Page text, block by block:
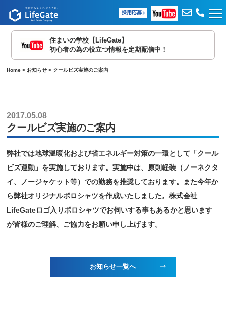
採用応募
住まいの学校【LifeGate】
初心者の為の役立つ情報を定期配信中！
Home >お知らせ > クールビズ実施のご案内
2017.05.08
クールビズ実施のご案内
弊社では地球温暖化および省エネルギー対策の一環として「クール
ビズ運動」を実施しております。実施中は、原則軽装（ノーネクタ
イ、ノージャケット等）での勤務を推奨しております。また今年か
ら弊社オリジナルポロシャツを作成いたしました。株式会社
LifeGateロゴ入りポロシャツでお伺いする事もあるかと思います
が皆様のご理解、ご協力をお願い申し上げます。
お知らせ一覧へ